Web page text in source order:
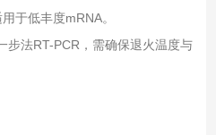
于低丰度mRNA。
法RT-PCR，需确保退火温度与